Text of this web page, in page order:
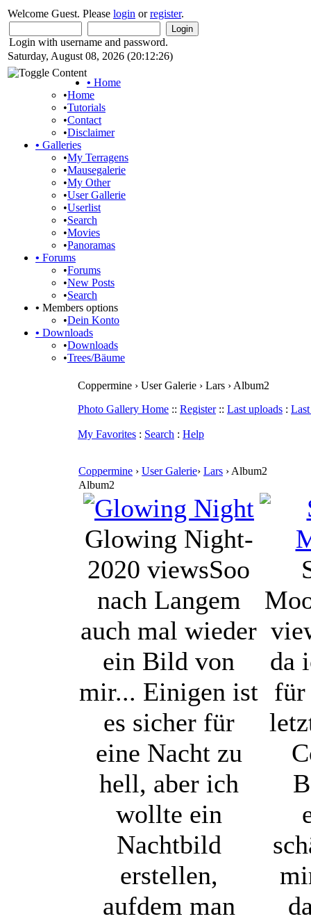
Welcome Guest. Please login orregister.
Login with username and password.
Saturday, August 08, 2026 (20:12:26)
• Home
•Home
•Tutorials
•Contact
•Disclaimer
• Galleries
•My Terragens
•Mausegalerie
•My Other
•User Gallerie
•Userlist
•Search
•Movies
•Panoramas
• Forums
•Forums
•New Posts
•Search
• Members options
•Dein Konto
• Downloads
•Downloads
•Trees/Bäume
Coppermine › User Galerie › Lars › Album2
Photo Gallery Home :: Register:: Last uploads :
My Favorites : Search : Help
Coppermine › User Galerie› Lars › Album2
Album2
Glowing Night-
2020 viewsSoo
nach Langem
auch mal wieder
ein Bild von
mir... Einigen ist
es sicher für
eine Nacht zu
hell, aber ich
wollte ein
Nachtbild
erstellen,
aufdem man
da
für